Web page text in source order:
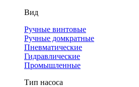
Вид
Ручные винтовые
Ручные домкратные
Пневматические
Гидравлические
Промышленные
Тип насоса